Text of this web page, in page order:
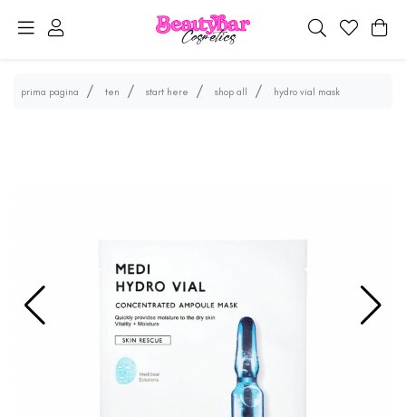
prima pagina ten start here shop all hydro vial mask